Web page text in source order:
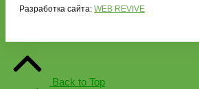
Разработка сайта: WEB REVIVE
Back to Top